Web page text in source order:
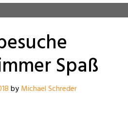
Spaß
byMichael Schreder